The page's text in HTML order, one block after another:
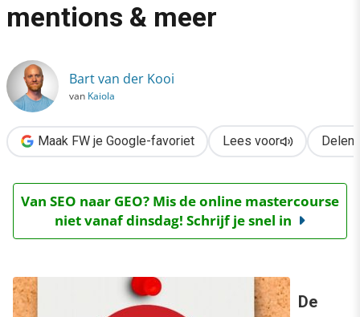
Pinterest vernieuwd! Ingrediënten, analytics, mentions & meer
mentions & meer
Bart van der Kooi
van Kaiola
Maak FW je Google-favoriet Lees voor Delen
Van SEO naar GEO? Mis de online mastercourse
niet vanaf dinsdag! Schrijf je snel in
De